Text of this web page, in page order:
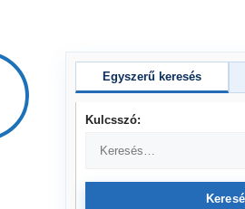
Egyszerű keresés
Kulcsszó: